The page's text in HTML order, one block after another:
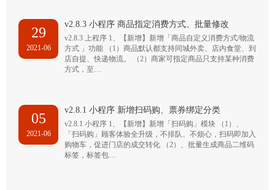
29
2021-06
v2.8.3 小程序 商品指定消费方式、批量修改
v2.8.3 上程序 1、【新增】新增「商品自定义消费方式/物流
方式 」功能 （1）商品默认都支持同城外卖、店内食堂、到
店自提、快递物流。 （2）商家可指定商品只支持某种消费
方式，至…
05
2021-06
v2.8.1 小程序 新增扫码购、票券绑定分类
v2.8.1 小程序 1、【新增】新增「扫码购」模块 （1）、
「扫码购」顾客体验全升级，不排队、不烦心，扫码即加入
购物车，促进门店的成交转化 （2）、批量生成商品二维码
标签，标签包…